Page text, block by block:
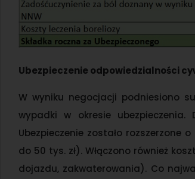
Ubezpieczenie odpowiedzialności
W wyniku negocjacji podniesiono
wypadki w okresie ubezpieczenia.
Ubezpieczenie zostało rozszerzone
do 50 tys. zł). Włączono również
dojazdu, zakwaterowania). Co